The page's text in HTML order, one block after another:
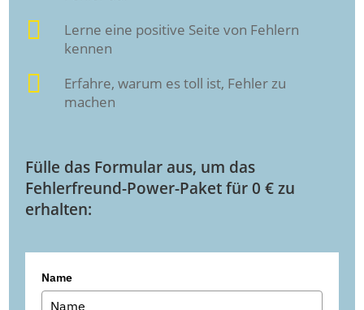

Lerne eine positive Seite von Fehlern
kennen

Erfahre, warum es toll ist, Fehler zu
machen
Fülle das Formular aus, um das
Fehlerfreund-Power-Paket für 0 € zu
erhalten:
Name